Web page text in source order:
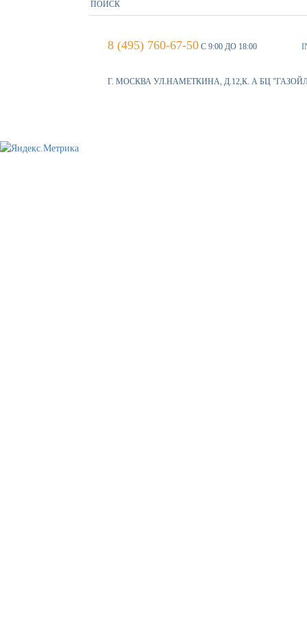
8 (495) 760-67-50 С 9:00 ДО 18:00
Г. МОСКВА УЛ.НАМЕТКИНА, Д.12,К. А БЦ